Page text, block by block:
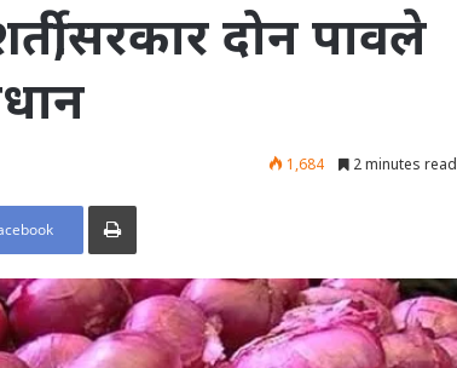
दोन पावले
1,684 2 minutes read
Print